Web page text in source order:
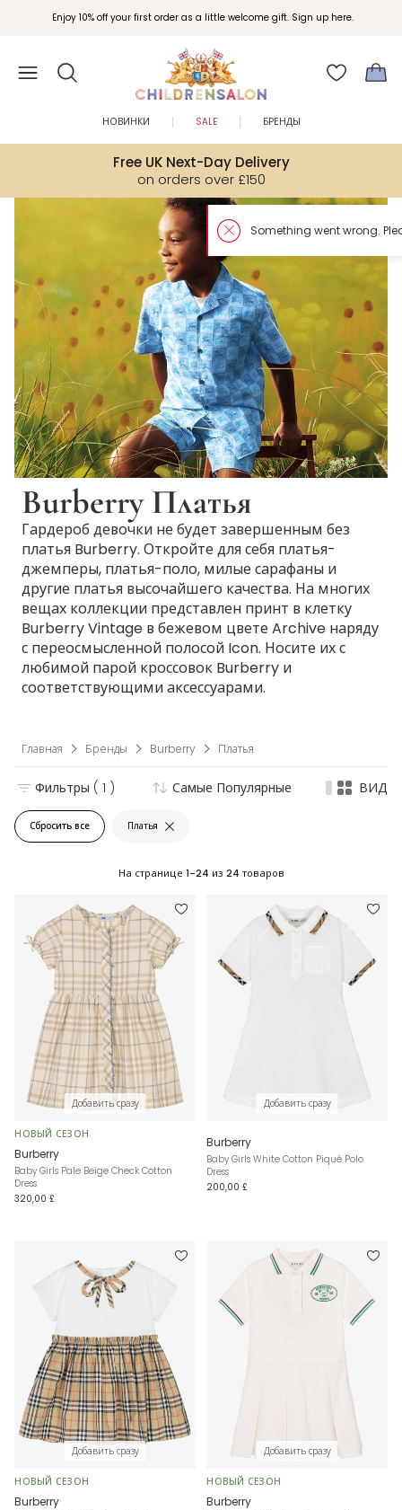
Enjoy 10% off your first order as a little welcome gift. Sign up here.
Free UK Next-Day Delivery
on orders over £150
НОВИНКИ SALE БРЕНДЫ
Burberry Платья
Гардероб девочки не будет завершенным без
платья Burberry. Откройте для себя платья-
джемперы, платья-поло, милые сарафаны и
другие платья высочайшего качества. На многих
вещах коллекции представлен принт в клетку
Burberry Vintage в бежевом цвете Archive наряду
с переосмысленной полосой Icon. Носите их с
любимой парой кроссовок Burberry и
соответствующими аксессуарами.
Главная Бренды Burberry Платья
Сбросить все Платья
Фильтры ( 1 ) Самые Популярные ВИД
На странице 1-24 из 24 товаров
Добавить сразу
НОВЫЙ СЕЗОН
Burberry
Baby Girls Pale Beige Check Cotton
Dress
320,00 £
Добавить сразу
Burberry
Baby Girls White Cotton Piqué Polo
Dress
200,00 £
Добавить сразу
НОВЫЙ СЕЗОН
Burberry
Добавить сразу
НОВЫЙ СЕЗОН
Burberry